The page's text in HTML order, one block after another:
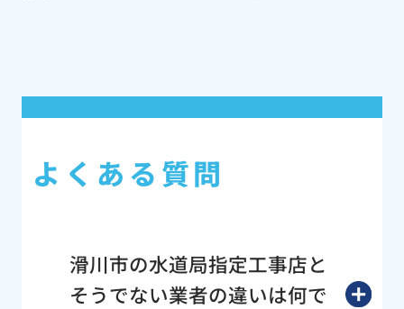
よくある質問
滑川市の水道局指定工事店と
そうでない業者の違いは何で